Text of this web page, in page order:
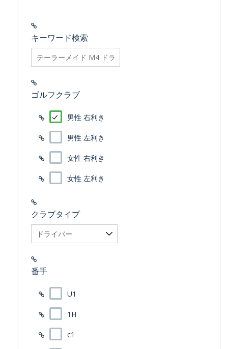
キーワード検索
ゴルフクラブ
男性 右利き
男性 左利き
女性 右利き
女性 左利き
クラブタイプ
番手
U1
1H
c1